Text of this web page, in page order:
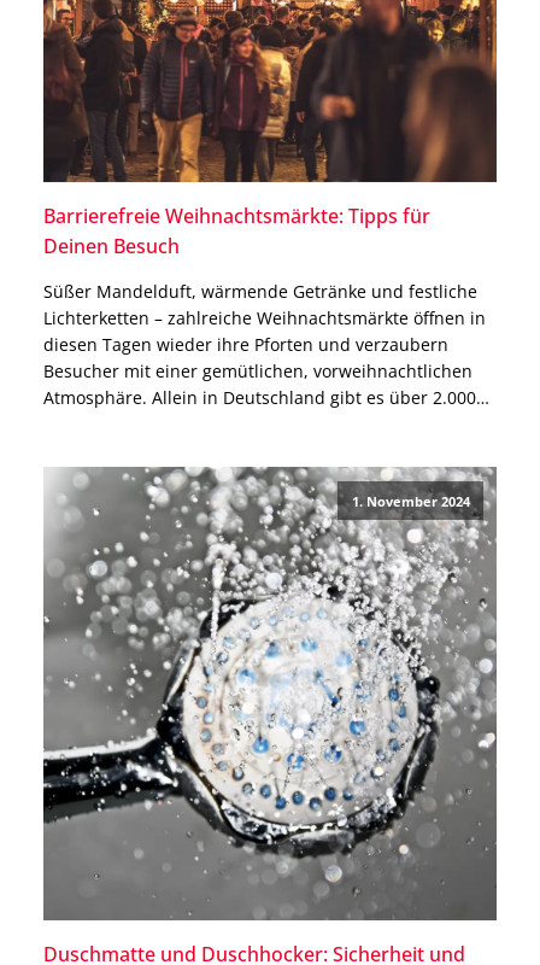
Barrierefreie Weihnachtsmärkte: Tipps für
Deinen Besuch
Süßer Mandelduft, wärmende Getränke und festliche
Lichterketten – zahlreiche Weihnachtsmärkte öffnen in
diesen Tagen wieder ihre Pforten und verzaubern
Besucher mit einer gemütlichen, vorweihnachtlichen
Atmosphäre. Allein in Deutschland gibt es über 2.000
die Barrierefreiheit vor Ort informieren, wenn Du eine
Mobilitätshilfe nutzt. […]
1. November 2024
Duschmatte und Duschhocker: Sicherheit und